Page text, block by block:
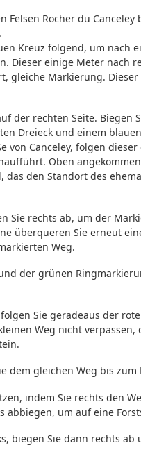
Felsen Rocher du
Kreuz folgend, um nach
Dieser einige Meter nach
gleiche Markierung.
der rechten Seite. Biegen
Dreieck und einem
von Canceley, folgen
Oben
den Standort des
Sie rechts ab, um der
überqueren Sie erneut
Weg.
der grünen
Sie geradeaus der
Weg nicht
dem gleichen Weg bis zum
indem Sie rechts den
um auf eine
biegen Sie dann rechts